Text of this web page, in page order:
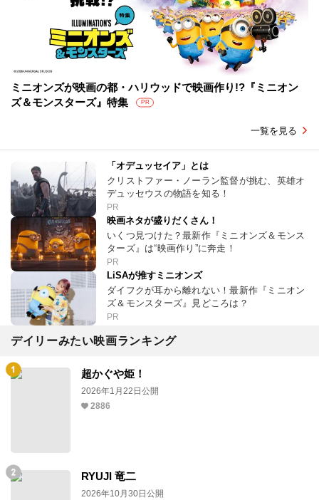
ミニオンズが映画の都・ハリウッドで映画作り!?『ミニオン
ズ＆モンスターズ』特集
PR
一覧を見る
「オデュッセイア」とは
クリストファー・ノーラン監督が挑む、英雄オ
デュッセウスの物語を知る！
PR
映画ネタが盛りだくさん！
いくつ見つけた？最新作『ミニオンズ＆モンス
ターズ』は“映画作り”に奔走！
PR
LiSAが推すミニオンズ
ダイフクが耳から離れない！最新作『ミニオン
ズ＆モンスターズ』見どころは？
PR
デイリーみたい映画ランキング
超かぐや姫！
2026年1月22日公開
2886
RYUJI 竜二
2026年10月30日公開